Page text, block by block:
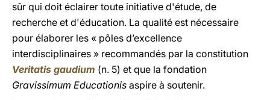
sûr qui doit éclairer toute initiative d'étude, de
recherche et d'éducation. La qualité est nécessaire
pour élaborer les « pôles d’excellence
interdisciplinaires » recommandés par la constitution
Veritatis gaudium (n. 5) et que la fondation
Gravissimum Educationis aspire à soutenir.